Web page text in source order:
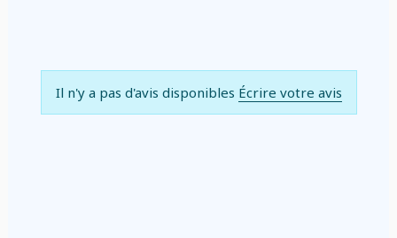
Il n'y a pas d'avis disponibles Écrire votre avis